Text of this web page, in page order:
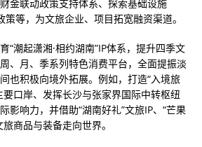
联动政策支持体系、探索基础设施
策等，为文旅企业、项目拓宽融资渠道。
“潮起潇湘·相约湖南”IP体系，提升四季文
、月、季系列特色消费平台，全面提振淡
也积极向境外拓展。例如，打造“入境旅
口岸、发挥长沙与张家界国际中转枢纽
影响力，并借助“湖南好礼”文旅IP、“芒果
商品与装备走向世界。